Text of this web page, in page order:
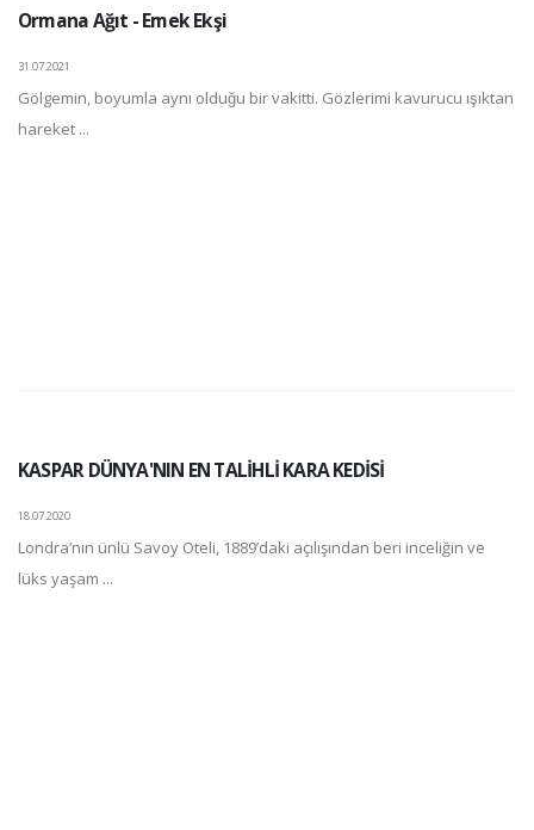
Ormana Ağıt - Emek Ekşi
31.07.2021
Gölgemin, boyumla aynı olduğu bir vakitti. Gözlerimi kavurucu ışıktan
hareket ...
KASPAR DÜNYA'NIN EN TALİHLİ KARA KEDİSİ
18.07.2020
Londra’nın ünlü Savoy Oteli, 1889’daki açılışından beri inceliğin ve
lüks yaşam ...